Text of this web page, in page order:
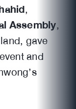
,
Assembly,
gave
and